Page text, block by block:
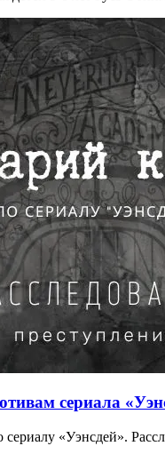
сериала
сериалу «Уэнсдей».